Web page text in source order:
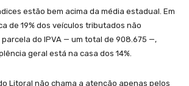
estão bem acima da média estadual. Em
de 19% dos veículos tributados não
do IPVA — um total de 908.675 —,
geral está na casa dos 14%.
Litoral não chama a atenção apenas pelos